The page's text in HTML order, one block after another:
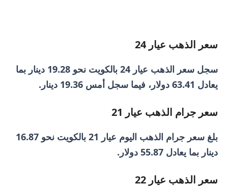
سعر الذهب عيار 24
سجل سعر الذهب عيار 24 بالكويت نحو 19.28 دينار بما
يعادل 63.41 دولار، فيما سجل أمس 19.36 دينار.
سعر جرام الذهب عيار 21
بلغ سعر جرام الذهب اليوم عيار 21 بالكويت نحو 16.87
دينار بما يعادل 55.87 دولار.
سعر الذهب عيار 22